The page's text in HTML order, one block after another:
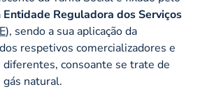
Entidade Reguladora dos Serviços
), sendo a sua aplicação da
respetivos comercializadores e
consoante se trate de
natural.